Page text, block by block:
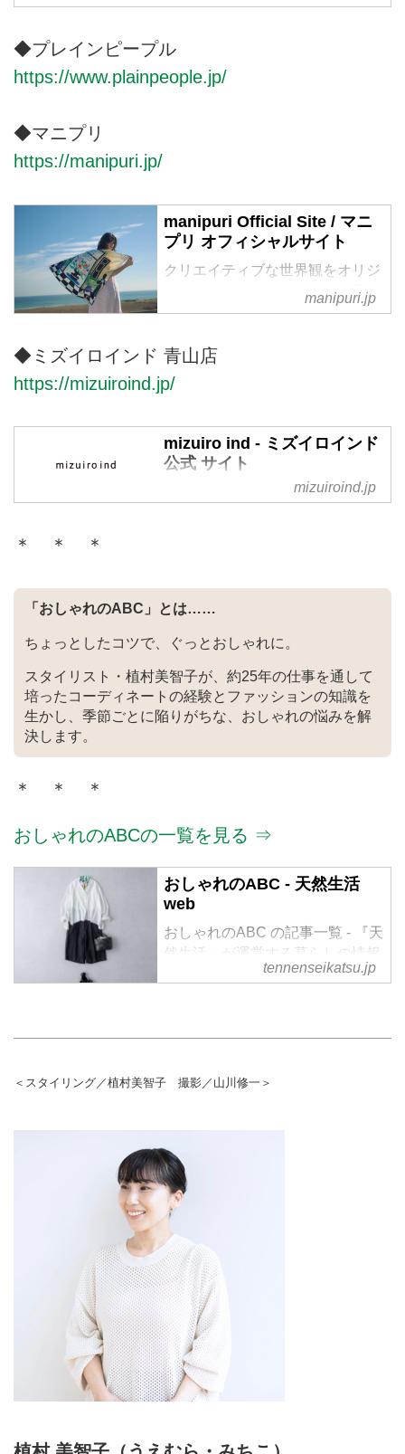
⽯を使⽤し、パーツを⾃由にカス
宝物にしたくなる様なシャープで
ナチュラルなジュエリーが揃いま
◆プレインピープル
https://www.plainpeople.jp/
◆マニプリ
https://manipuri.jp/
manipuri Official Site / マニ
プリ オフィシャルサイト
クリエイティブな世界観をオリジ
ナルのプリントで表現し、世界へ
発信するブランド manipuri / マニ
manipuri.jp
◆ミズイロインド 青山店
https://mizuiroind.jp/
mizuiro ind - ミズイロインド
公式 サイト
mizuiro ind- ミズイロインド 公式
Japanese Tradを提案する「ミズ
イロインド」。
mizuiroind.jp
＊ ＊ ＊
「おしゃれのABC」とは……
ちょっとしたコツで、ぐっとおしゃれに。
スタイリスト・植村美智子が、約25年の仕事を通して
培ったコーディネートの経験とファッションの知識を
生かし、季節ごとに陥りがちな、おしゃれの悩みを解
決します。
＊ ＊ ＊
おしゃれのABCの一覧を見る ⇒
おしゃれのABC - 天然生活
web
おしゃれのABC の記事一覧 - 『天
然生活』が運営する暮らしの情報
サイト。食やファッション、暮ら
tennenseikatsu.jp
＜スタイリング／植村美智子 撮影／山川修一＞